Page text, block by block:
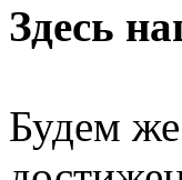
Здесь
Будем